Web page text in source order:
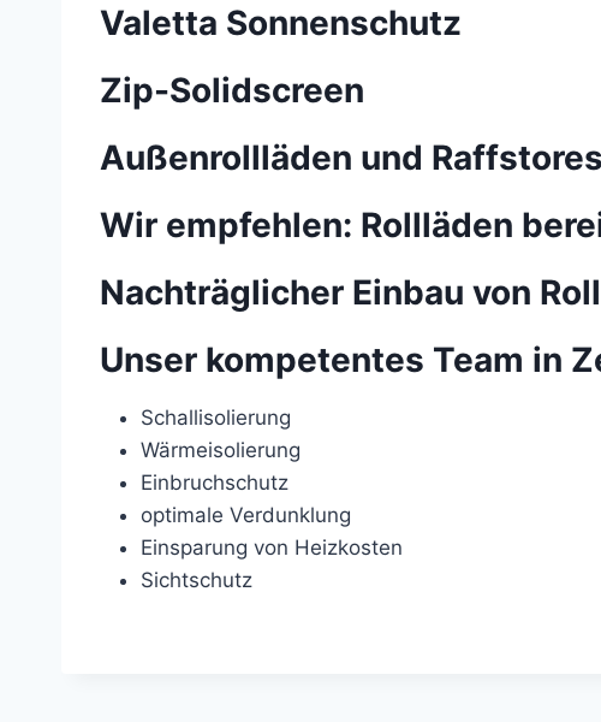
Valetta Sonnenschutz
Zip-Solidscreen
Außenrollläden und
Wir empfehlen: Rollläden
Nachträglicher Einbau von
Unser kompetentes Team in
Schallisolierung
Wärmeisolierung
Einbruchschutz
optimale Verdunklung
Einsparung von Heizkosten
Sichtschutz